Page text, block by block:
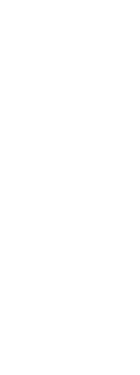
Zabisa (Zaid bin